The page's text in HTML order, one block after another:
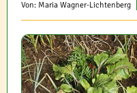
Von: Maria Wagner-Lichtenberg